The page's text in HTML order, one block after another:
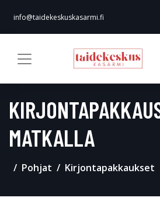
info@taidekeskuskasarmi.fi
MATKALLA
Pohjat Kirjontapakkaukset